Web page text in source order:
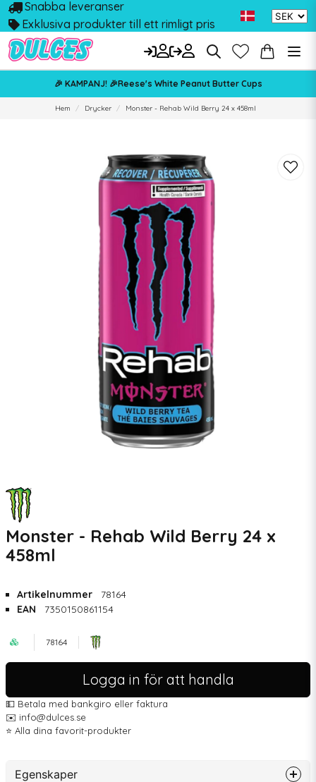
Snabba leveranser
Exklusiva produkter till ett rimligt pris
🎉 KAMPANJ! 🎉Reese's White Peanut Butter Cups
Hem Drycker Monster - Rehab Wild Berry 24 x 458ml
Monster - Rehab Wild Berry 24 x
458ml
Artikelnummer
78164
EAN
7350150861154
78164
Logga in för att handla
💵 Betala med bankgiro eller faktura
✉️ info@dulces.se
⭐️ Alla dina favorit-produkter
Egenskaper